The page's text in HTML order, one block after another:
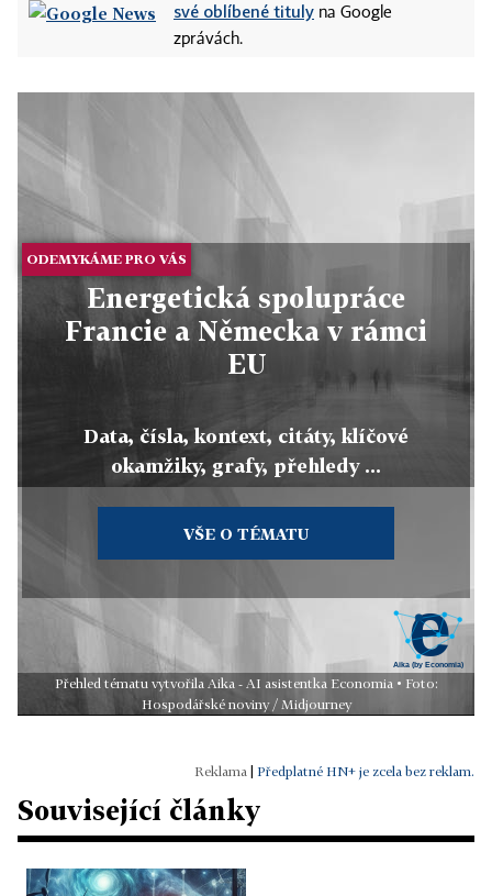
své oblíbené tituly na Google
zprávách.
ODEMYKÁME PRO VÁS
Energetická spolupráce
Francie a Německa v rámci
EU
Data, čísla, kontext, citáty, klíčové
okamžiky, grafy, přehledy ...
VŠE O TÉMATU
Přehled tématu vytvořila Aika - AI asistentka Economia • Foto:
Hospodářské noviny / Midjourney
Předplatné HN+ je zcela bez reklam.
Související články